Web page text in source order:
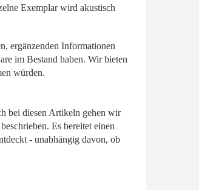
Exemplar wird akustisch
ergänzenden Informationen
im Bestand haben. Wir bieten
würden.
bei diesen Artikeln gehen wir
Es bereitet einen
- unabhängig davon, ob